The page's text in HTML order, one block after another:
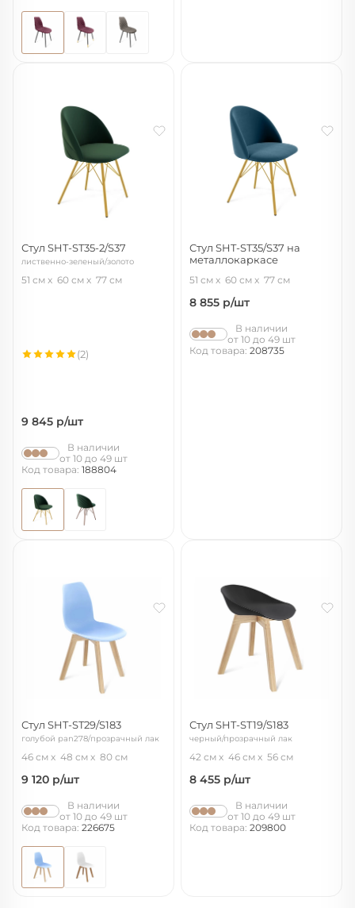
Стул SHT-ST35-2/S37
лиственно-зеленый/золото
51 см 60 см 77 см
9 845 р/шт
(2)
В наличии
от 10 до 49 шт
Код товара: 188804
Стул SHT-ST35/S37 на
металлокаркасе
51 см 60 см 77 см
8 855 р/шт
В наличии
от 10 до 49 шт
Код товара: 208735
Стул SHT-ST29/S183
голубой pan278/прозрачный лак
46 см 48 см 80 см
9 120 р/шт
В наличии
от 10 до 49 шт
Код товара: 226675
Стул SHT-ST19/S183
черный/прозрачный лак
42 см 46 см 56 см
8 455 р/шт
В наличии
от 10 до 49 шт
Код товара: 209800